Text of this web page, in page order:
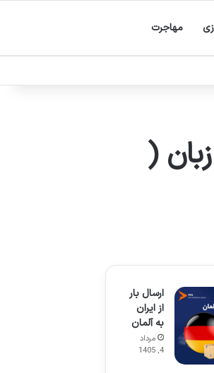
مهاجرت
(
ارسال بار
از ایران
به آلمان
مرداد
4, 1405